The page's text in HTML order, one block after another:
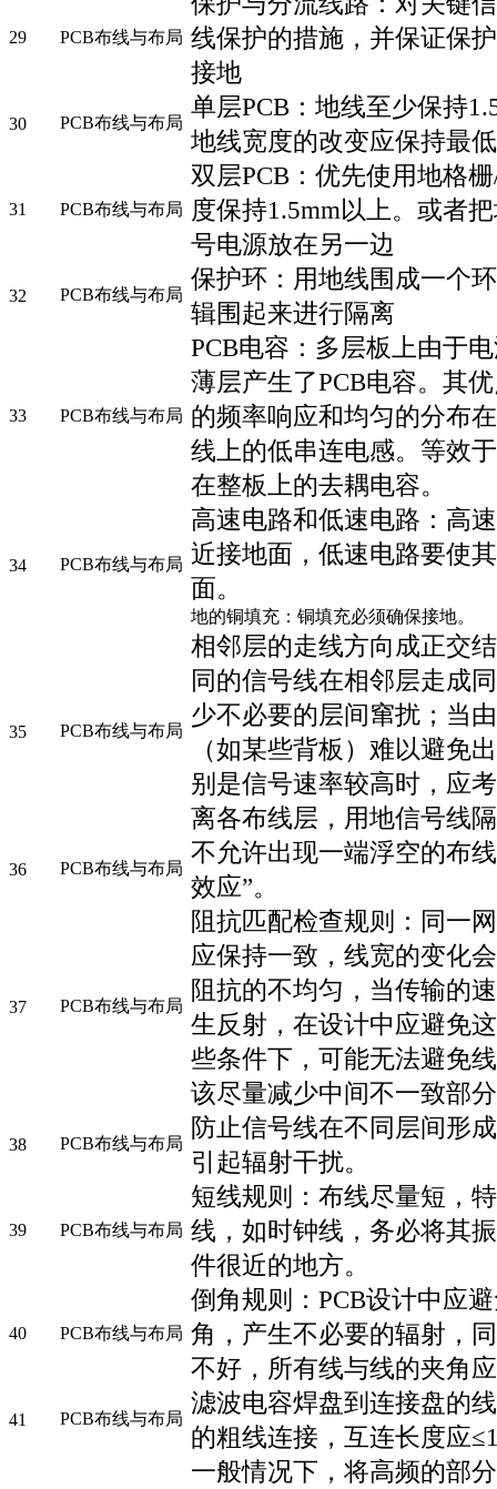
29 PCB布线与布局 线保护的措施，并保证保
接地
30 PCB布线与布局
单层PCB：地线至少保持
地线宽度的改变应保持最低
31 PCB布线与布局
双层PCB：优先使用地格
度保持1.5mm以上。或者
号电源放在另一边
32 PCB布线与布局
保护环：用地线围成一个
辑围起来进行隔离
33 PCB布线与布局
PCB电容：多层板上由于
薄层产生了PCB电容。其
的频率响应和均匀的分布
线上的低串连电感。等效
在整板上的去耦电容。
34 PCB布线与布局
高速电路和低速电路：高
近接地面，低速电路要使
面。
地的铜填充：铜填充必须确保接地。
35 PCB布线与布局
相邻层的走线方向成正交
同的信号线在相邻层走成
少不必要的层间窜扰；当
（如某些背板）难以避免
别是信号速率较高时，应
离各布线层，用地信号线
36 PCB布线与布局
不允许出现一端浮空的布
效应”。
37 PCB布线与布局
阻抗匹配检查规则：同一
应保持一致，线宽的变化
阻抗的不均匀，当传输的
生反射，在设计中应避免
些条件下，可能无法避免
该尽量减少中间不一致部
38 PCB布线与布局
防止信号线在不同层间形
引起辐射干扰。
39 PCB布线与布局
短线规则：布线尽量短，
线，如时钟线，务必将其
件很近的地方。
40 PCB布线与布局
倒角规则：PCB设计中应
角，产生不必要的辐射，
不好，所有线与线的夹角
41 PCB布线与布局
滤波电容焊盘到连接盘的
的粗线连接，互连长度应
一般情况下，将高频的部